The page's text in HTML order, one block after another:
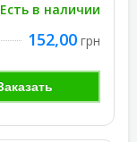
Есть в наличии
152,00 грн